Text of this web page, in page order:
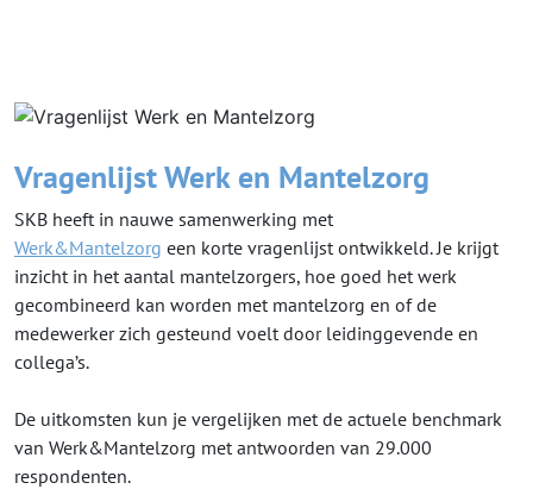
Vragenlijst Werk en Mantelzorg
SKB heeft in nauwe samenwerking met
Werk&Mantelzorg een korte vragenlijst ontwikkeld. Je krijgt
inzicht in het aantal mantelzorgers, hoe goed het werk
gecombineerd kan worden met mantelzorg en of de
medewerker zich gesteund voelt door leidinggevende en
collega’s.
De uitkomsten kun je vergelijken met de actuele benchmark
van Werk&Mantelzorg met antwoorden van 29.000
respondenten.